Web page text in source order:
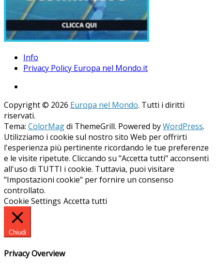
Info
Privacy Policy Europa nel Mondo.it
Copyright © 2026 Europa nel Mondo. Tutti i diritti
riservati.
Tema: ColorMagdi ThemeGrill. Powered byWordPress.
Utilizziamo i cookie sul nostro sito Web per offrirti
l'esperienza più pertinente ricordando le tue preferenze
e le visite ripetute. Cliccando su "Accetta tutti" acconsenti
all'uso di TUTTI i cookie. Tuttavia, puoi visitare
"Impostazioni cookie" per fornire un consenso
controllato.
Cookie Settings Accetta tutti
Chiudi
Privacy Overview